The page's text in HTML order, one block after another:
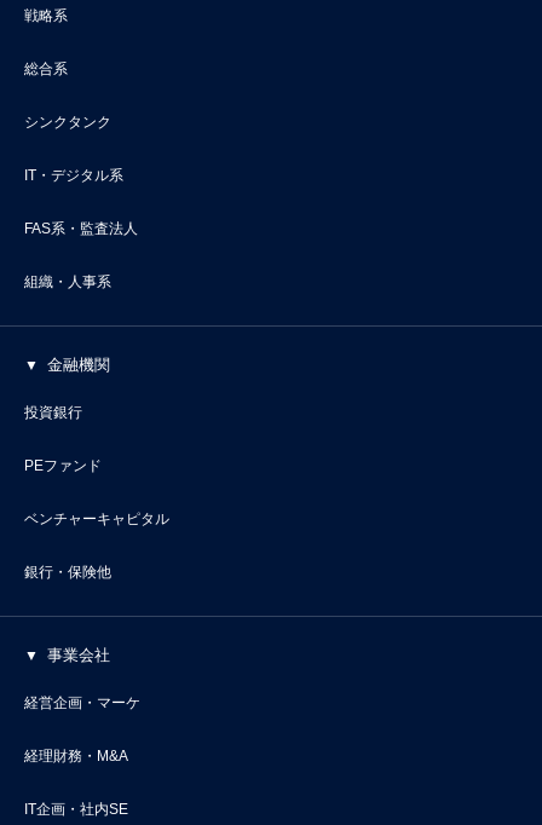
戦略系
総合系
シンクタンク
IT・デジタル系
FAS系・監査法人
組織・人事系
金融機関
投資銀行
PEファンド
ベンチャーキャピタル
銀行・保険他
事業会社
経営企画・マーケ
経理財務・M&A
IT企画・社内SE